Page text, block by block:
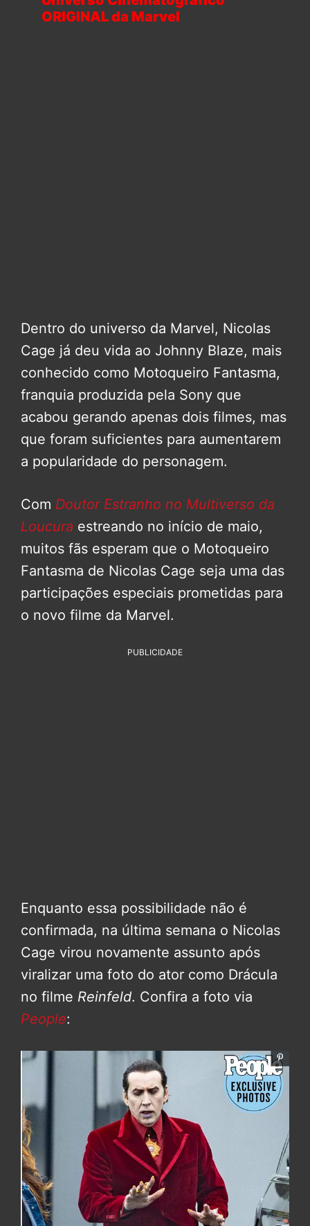
ORIGINAL da Marvel
Dentro do universo da Marvel, Nicolas
Cage já deu vida ao Johnny Blaze, mais
conhecido como Motoqueiro Fantasma,
franquia produzida pela Sony que
acabou gerando apenas dois filmes, mas
que foram suficientes para aumentarem
a popularidade do personagem.
Com Doutor Estranho no Multiverso da
Loucura estreando no início de maio,
muitos fãs esperam que o Motoqueiro
Fantasma de Nicolas Cage seja uma das
participações especiais prometidas para
o novo filme da Marvel.
PUBLICIDADE
Enquanto essa possibilidade não é
confirmada, na última semana o Nicolas
Cage virou novamente assunto após
viralizar uma foto do ator como Drácula
no filme Reinfeld. Confira a foto via
People: